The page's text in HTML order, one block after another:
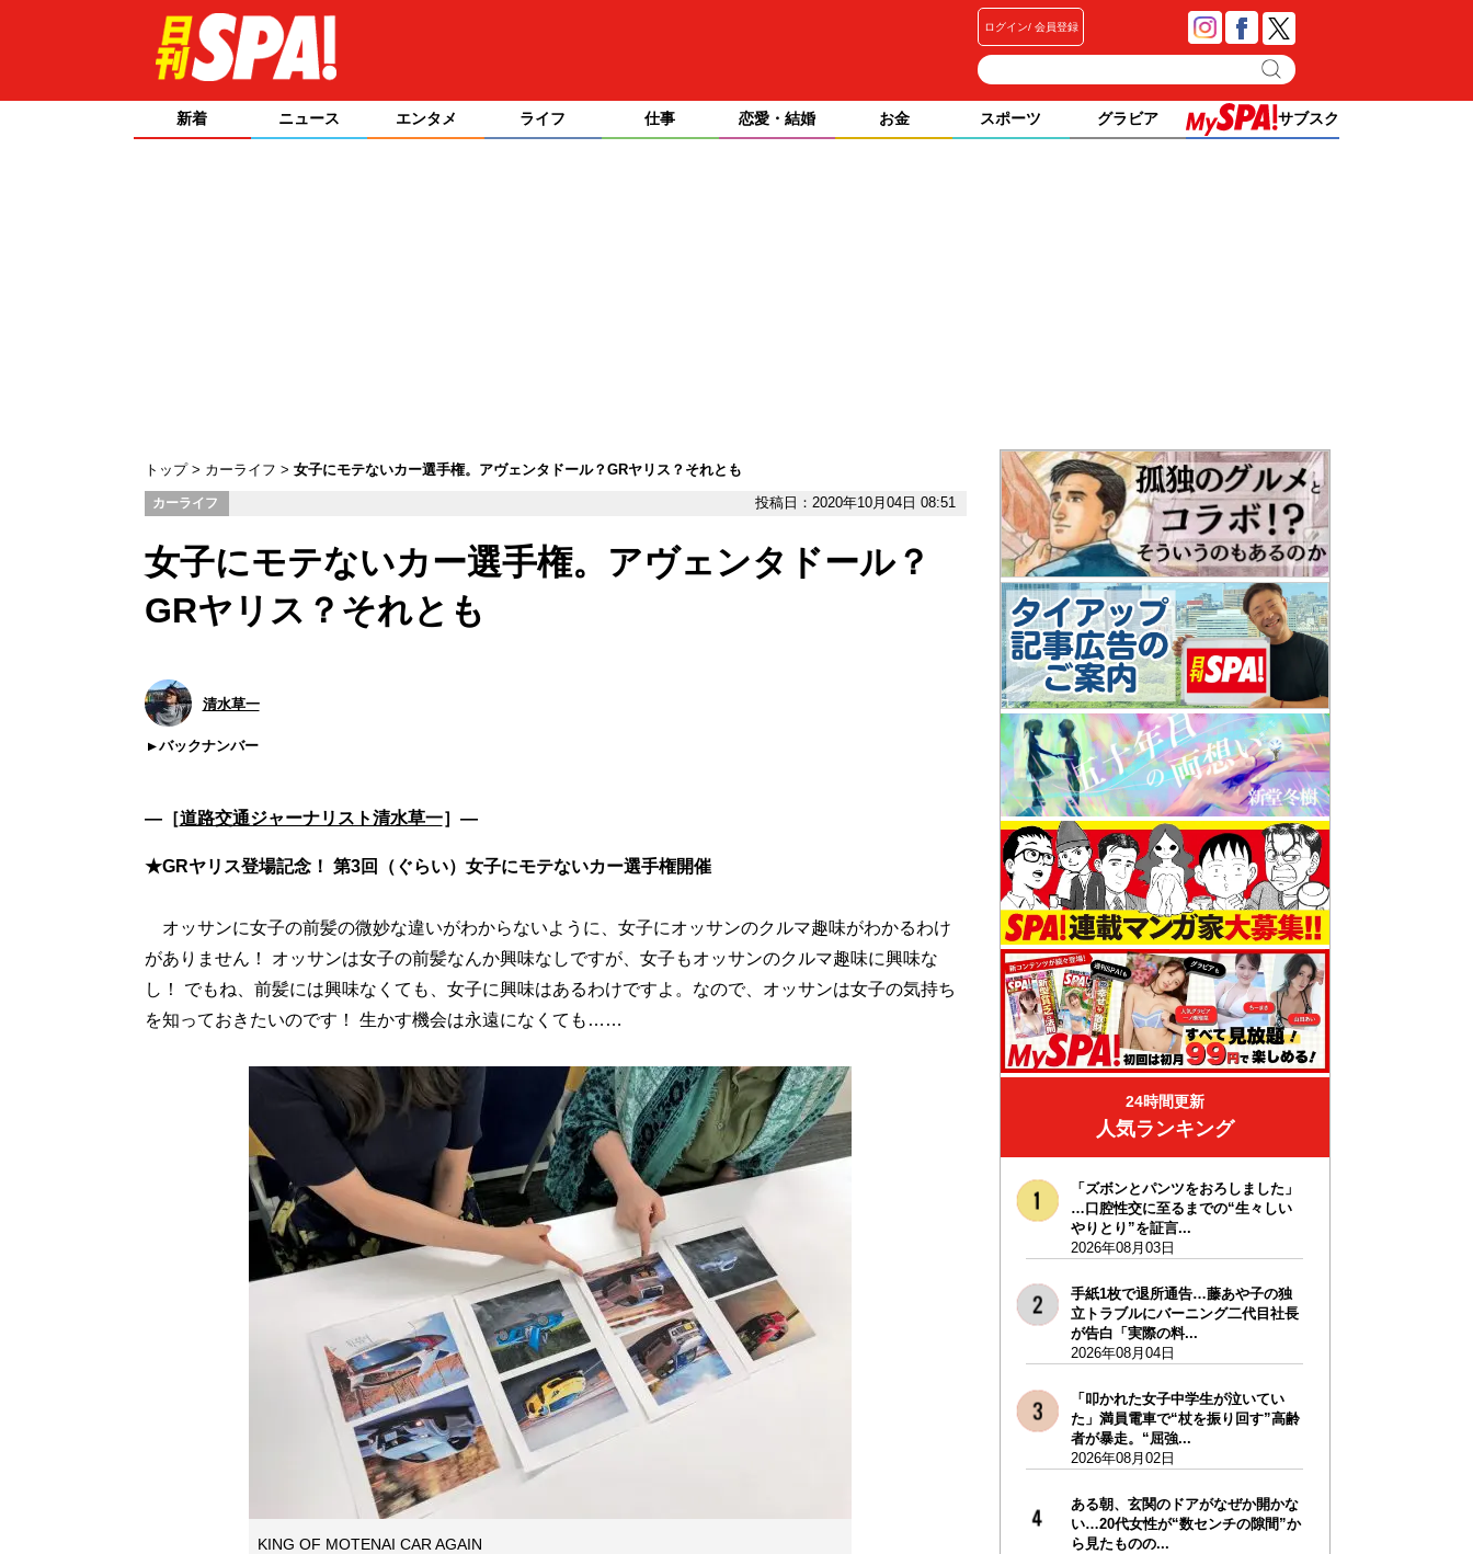
ログイン 会員登録
新着 ニュース エンタメ ライフ 仕事 恋愛・結婚 お金 スポーツ グラビア サブスク
トップ カーライフ 女子にモテないカー選手権。アヴェンタドール？GRヤリス？それとも
カーライフ 投稿日：2020年10月04日 08:51
女子にモテないカー選手権。アヴェンタドール？
GRヤリス？それとも
清水草一
バックナンバー
―［道路交通ジャーナリスト清水草一］―
★GRヤリス登場記念！ 第3回（ぐらい）女子にモテないカー選手権開催
オッサンに女子の前髪の微妙な違いがわからないように、女子にオッサンのクルマ趣味がわかるわけ
がありません！ オッサンは女子の前髪なんか興味なしですが、女子もオッサンのクルマ趣味に興味な
し！ でもね、前髪には興味なくても、女子に興味はあるわけですよ。なので、オッサンは女子の気持ち
を知っておきたいのです！ 生かす機会は永遠になくても……
KING OF MOTENAI CAR AGAIN
24時間更新
人気ランキング
「ズボンとパンツをおろしました」
…口腔性交に至るまでの“生々しい
やりとり”を証言...
2026年08月03日
手紙1枚で退所通告…藤あや子の独
立トラブルにバーニング二代目社長
が告白「実際の料...
2026年08月04日
「叩かれた女子中学生が泣いてい
た」満員電車で“杖を振り回す”高齢
者が暴走。“屈強...
2026年08月02日
ある朝、玄関のドアがなぜか開かな
い…20代女性が“数センチの隙間”か
ら見たものの...